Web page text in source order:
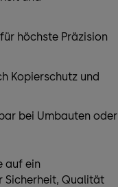
höchste Präzision
Kopierschutz und
bei Umbauten oder
auf ein
Sicherheit, Qualität